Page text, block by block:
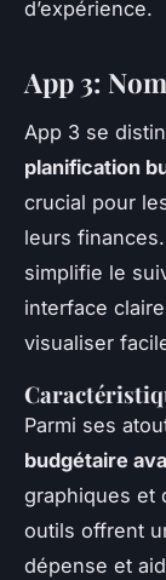
d’expérience.
App 3:
App 3 se
planification
crucial pour
leurs
simplifie le
interface
visualiser
Parmi ses
budgétaire
graphiques et
outils offrent
dépense et